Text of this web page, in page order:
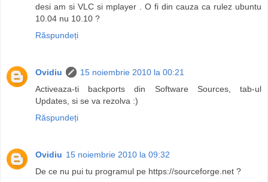
desi am si VLC si mplayer . O fi din cauza ca rulez ubuntu
10.04 nu 10.10 ?
Răspundeți
Ovidiu
15 noiembrie 2010 la 00:21
Activeaza-ti backports din Software Sources, tab-ul
Updates, si se va rezolva :)
Răspundeți
Ovidiu 15 noiembrie 2010 la 09:32
De ce nu pui tu programul pe https://sourceforge.net ?